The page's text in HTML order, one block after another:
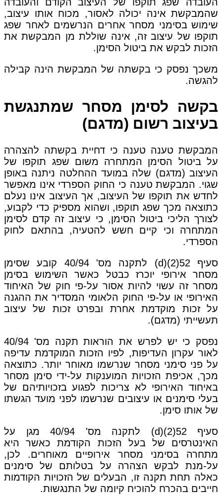
שהמבקשת אינה יכולה לאסור, מכוח אותו עיצוב,
שימוש בסימני מסחר אחרים הנרשמים לאחר שפג
תוקפו של עיצוב זה, אינה שוללת מן המבקשת את
הזכות לבקש את ביטול הסימן.
משכך נפסק כי בקשתה של המבקשת הינה קבילה
להגשה.
בקשה לסימן מסחר שמתנגשת
בעיצוב רשום (מדגם)
המבקשת טענה טענה כי דחיית בקשתה להצהרה
על ביטול הסימן המתחרה משום שפג תוקפו של
העיצוב (מדגם) שלה במועד ההחלטה ניתנה באופן
שגוי. המבקשת טענה כי החוק הספרדי אינו מאפשר
לחדש את תוקפו של העיצוב, אך העיצוב אינו נעלם
כתוצאה מכך שפג תוקפו, ושהוא מספיק כדי לקבוע,
לצורך הליכי ביטול הסימן, כי עיצוב זה קדם לסימן
המתחרה וכי קיים חשש להטעיה, בהתאם לחוק
הספרדי.
סעיף 52(2)(d) לתקנה מס' 40/94 קובע שסימן
מסחר אירופי יוכרז כבטל כאשר השימוש בסימן
מסחר זה עשוי להיות אסור על-פי חוק של האיחוד
האירופי או על-פי החוק הלאומי המסדיר את ההגנה
על זכות מוקדמת אחרת ובפרט זכות של עיצוב
תעשייתי (מדגם).
נפסק כי יש לפרש את הוראות תקנה מס' 40/94
לאור עקרון העדיפות, לפיו הזכות המוקדמת עדיפה
על פני סימני מסחר שנרשמו מאוחר יותר. כתוצאה
מכך, אכיפת הזכויות המוענקות על-ידי סימן מסחר
באיחוד האירופי לא צריכות לפגוע בזכויותיהם של
בעלי סימנים או עיצובים שנרשמו לפני מועד הגשתו
של אותו סימן.
סעיף 52(2)(d) לתקנה מס' 40/94 מגן על
האינטרסים של בעל הזכות הקודמת כאשר היא
מתחרה בסימני מסחר אירופיים מאוחרים. לכן,
על-מנת לבקש הצהרה על בטלותם של סימנים
כאלה תחת תקנה זו, הבעלים של הזכויות הקודמות
חייבים בהכרח להוכיח קיומה של התנגשות.